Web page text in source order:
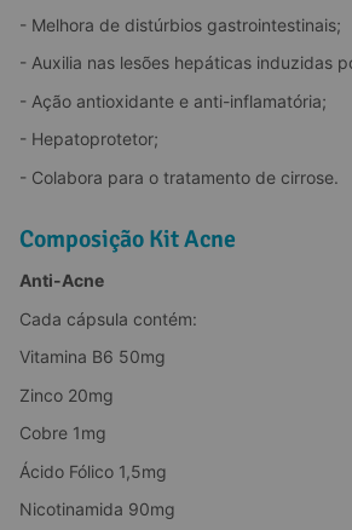
- Melhora de distúrbios gastrointestinais;
- Auxilia nas lesões hepáticas induzidas
- Ação antioxidante e anti-inflamatória;
- Hepatoprotetor;
- Colabora para o tratamento de cirrose.
Composição Kit Acne
Anti-Acne
Cada cápsula contém:
Vitamina B6 50mg
Zinco 20mg
Cobre 1mg
Ácido Fólico 1,5mg
Nicotinamida 90mg